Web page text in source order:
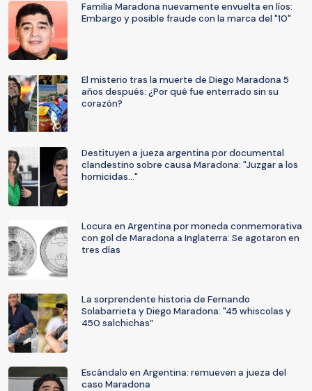
Familia Maradona nuevamente envuelta en líos:
Embargo y posible fraude con la marca del "10"
El misterio tras la muerte de Diego Maradona 5
años después: ¿Por qué fue enterrado sin su
corazón?
Destituyen a jueza argentina por documental
clandestino sobre causa Maradona: "Juzgar a los
homicidas..."
Locura en Argentina por moneda conmemorativa
con gol de Maradona a Inglaterra: Se agotaron en
tres días
La sorprendente historia de Fernando
Solabarrieta y Diego Maradona: "45 whiscolas y
450 salchichas”
Escándalo en Argentina: remueven a jueza del
caso Maradona